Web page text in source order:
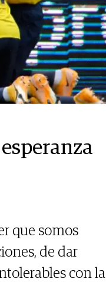
que somos
de dar
con la